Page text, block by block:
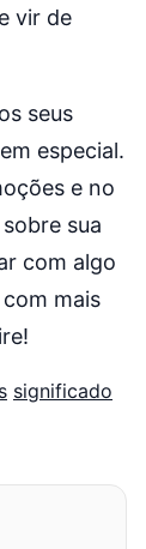
vir de
seus
especial.
e no
sua
com algo
mais
significado